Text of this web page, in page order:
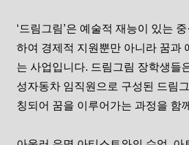
‘드림그림’은 예술적 재능이 있는
하여 경제적 지원뿐만 아니라 꿈과
는 사업입니다. 드림그림 장학생들
성자동차 임직원으로 구성된 드림
칭되어 꿈을 이루어가는 과정을 함